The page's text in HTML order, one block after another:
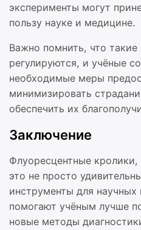
эксперименты могут
пользу науке и медицине.
Важно помнить, что
регулируются, и учёные
необходимые меры
минимизировать
обеспечить их
Заключение
Флуоресцентные
это не просто
инструменты для
помогают учёным лучше
новые методы